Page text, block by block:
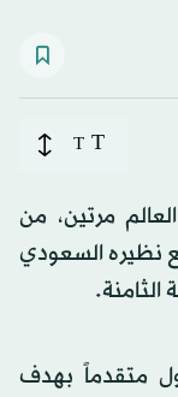
T
T
مرتين، من
مونديال 2026 بالتعادل 1 - 1 مع نظيره السعودي
متقدماً بهدف